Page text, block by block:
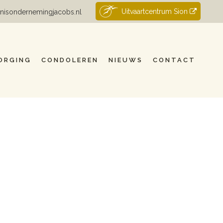
Uitvaartcentrum Sion
CONDOLEREN NIEUWS CONTACT